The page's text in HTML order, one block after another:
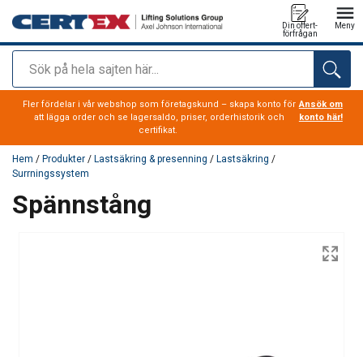
Sök
Din offert-
förfrågan
Meny
tillagd i varukorg
Fler fördelar i vår webshop som företagskund – skapa konto för
att lägga order och se lagersaldo, priser, orderhistorik och
certifikat.
Ansök om
konto här!
Hem / Produkter / Lastsäkring & presenning / Lastsäkring /
Surrningssystem
Spännstång